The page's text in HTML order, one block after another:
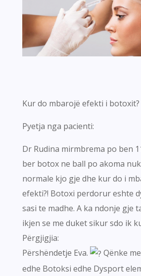
Kur do mbarojë efekti i botoxit?
Pyetja nga pacienti:
Dr Rudina mirmbrema po ben
ber botox ne ball po akoma
normale kjo gje dhe kur do i
efekti?! Botoxi perdorur eshte
sasi te madhe. A ka ndonje gje
ikjen se me duket sikur sdo ik
Përgjigjia:
Përshëndetje Eva.
Qënke
edhe Botoksi edhe Dysport